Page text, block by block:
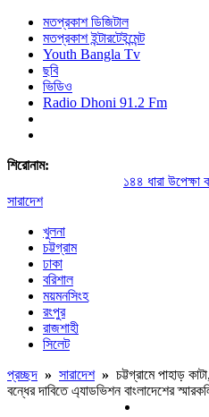
মতপ্রকাশ ডিজিটাল
মতপ্রকাশ ইন্টারটেইন্মেন্ট
Youth Bangla Tv
ছবি
ভিডিও
Radio Dhoni 91.2 Fm
শিরোনাম:
১৪৪ ধারা উপেক্ষা
সারাদেশ
খুলনা
চট্টগ্রাম
ঢাকা
বরিশাল
ময়মনসিংহ
রংপুর
রাজশাহী
সিলেট
প্রচ্ছদ » সারাদেশ» চট্টগ্রামে পাহাড়
বন্ধের দাবিতে এ্যাডভিশন বাংলাদেশের